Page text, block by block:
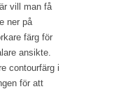
vill man få
ner på
färg för
ansikte.
contourfärg i
för att